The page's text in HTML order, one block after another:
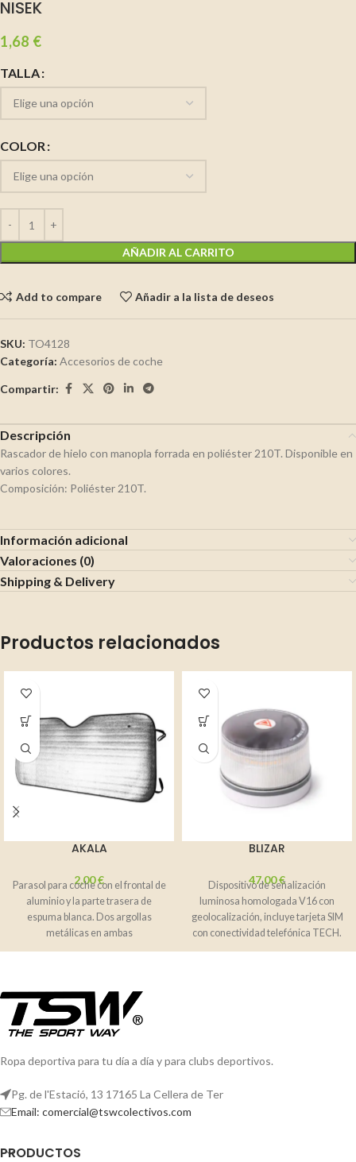
NISEK
1,68 €
TALLA
COLOR
AÑADIR AL CARRITO
Add to compare Añadir a la lista de deseos
SKU: TO4128
Categoría: Accesorios de coche
Compartir:
Descripción
Rascador de hielo con manopla forrada en poliéster 210T. Disponible en
varios colores.
Composición: Poliéster 210T.
Información adicional
Valoraciones (0)
Shipping & Delivery
Productos relacionados
AKALA
2,00€
Parasol para coche con el frontal de
aluminio y la parte trasera de
espuma blanca. Dos argollas
metálicas en ambas
BLIZAR
47,00€
Dispositivo de señalización
luminosa homologada V16 con
geolocalización, incluye tarjeta SIM
con conectividad telefónica TECH.
Dispone de luz LED de
Ropa deportiva para tu día a día y para clubs deportivos.
Pg. de l'Estació, 13 17165 La Cellera de Ter
Email: comercial@tswcolectivos.com
PRODUCTOS